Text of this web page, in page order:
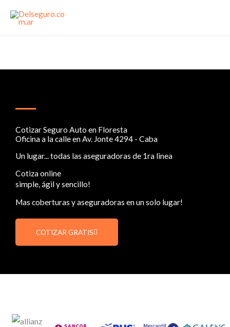
Cotizar Seguro Auto en Floresta
Oficina a la calle en Av. Jonte 4294 - Caba
Un lugar... todas las aseguradoras de 1ra linea
Cotiza online
simple, ágil y sencillo!
Mas coberturas y aseguradoras en un solo lugar!
COTIZAR GRATIS